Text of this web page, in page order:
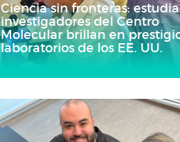
Ciencia sin fronteras:
investigadores del Centro
Molecular brillan en
laboratorios de los EE. UU.